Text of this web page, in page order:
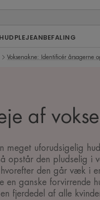
Voksenakne: Identificér årsagerne
af
meget uforudsigelig
opstår den pludselig i
den går væk i
en ganske forvirrende
fjerdedel af alle